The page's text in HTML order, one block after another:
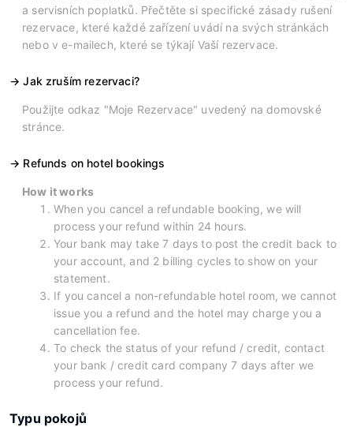
a servisních poplatků. Přečtěte si specifické zásady rušení
rezervace, které každé zařízení uvádí na svých stránkách
nebo v e-mailech, které se týkají Vaší rezervace.
Jak zruším rezervaci?
Použijte odkaz "Moje Rezervace" uvedený na domovské
stránce.
Refunds on hotel bookings
How it works
When you cancel a refundable booking, we will
process your refund within 24 hours.
Your bank may take 7 days to post the credit back to
your account, and 2 billing cycles to show on your
statement.
If you cancel a non-refundable hotel room, we cannot
issue you a refund and the hotel may charge you a
cancellation fee.
To check the status of your refund / credit, contact
your bank / credit card company 7 days after we
process your refund.
Typu pokojů